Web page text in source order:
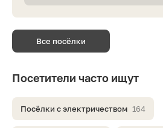
Все посёлки
Посетители часто ищут
Посёлки с электричеством 164